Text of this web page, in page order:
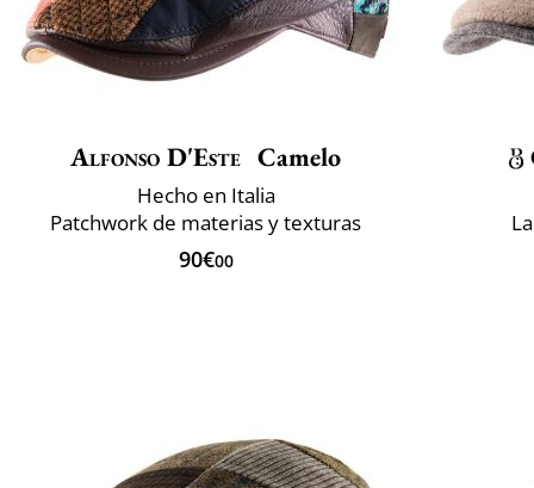
Alfonso D'Este Camelo
Hecho en Italia
Patchwork de materias y texturas
90€00